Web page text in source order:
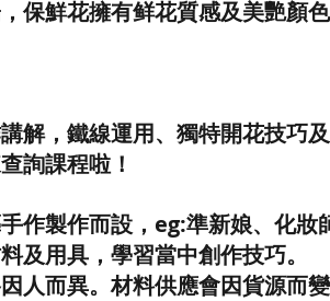
保鮮花擁有鲜花質感及美艷顏
解，鐵線運用、獨特開花技巧
詢課程啦！
作製作而設，eg:準新娘、化妝
及用具，學習當中創作技巧。
人而異。材料供應會因貨源而